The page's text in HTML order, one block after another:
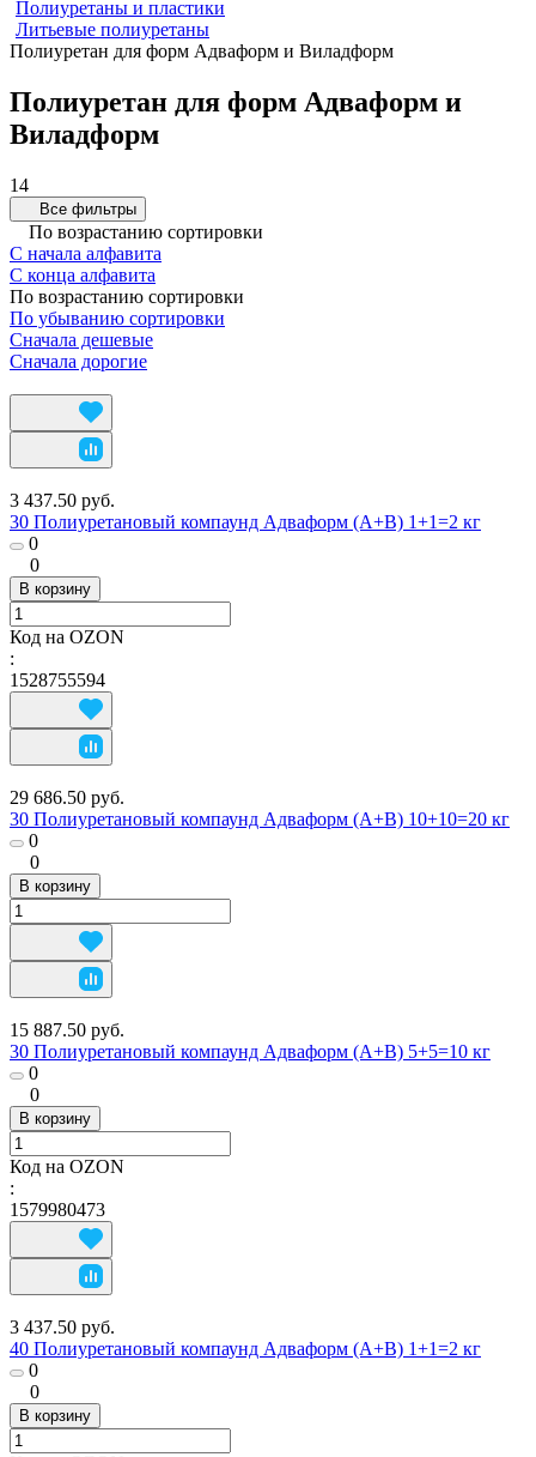
Полиуретаны и пластики
Литьевые полиуретаны
Полиуретан для форм Адваформ и Виладформ
Полиуретан для форм Адваформ и
Виладформ
14
Все фильтры
По возрастанию сортировки
С начала алфавита
С конца алфавита
По возрастанию сортировки
По убыванию сортировки
Сначала дешевые
Сначала дорогие
3 437.50 руб.
30 Полиуретановый компаунд Адваформ (A+B) 1+1=2 кг
0
0
В корзину
Код на OZON
:
1528755594
29 686.50 руб.
30 Полиуретановый компаунд Адваформ (A+B) 10+10=20 кг
0
0
В корзину
15 887.50 руб.
30 Полиуретановый компаунд Адваформ (A+B) 5+5=10 кг
0
0
В корзину
Код на OZON
:
1579980473
3 437.50 руб.
40 Полиуретановый компаунд Адваформ (A+B) 1+1=2 кг
0
0
В корзину